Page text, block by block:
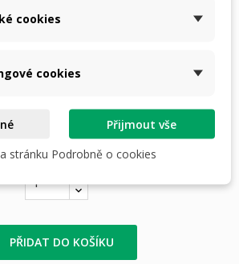
jsme mohli pilu cíleně vylepšit - a nyní
spolehlivější a bezpečnější výrobek pro
Počet
PŘIDAT DO KOŠÍKU
cookies
cookies
Přijmout vše
stránku Podrobně o cookies